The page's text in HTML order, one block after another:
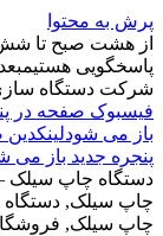
پرش به محتوا
از هشت صبح تا شش
پاسخگویی هستیم
شرکت دستگاه
فیسبوک صفحه در
باز می شود
پنجره جدید باز می
دستگاه چاپ سیلک
چاپ سیلک, دستگاه
چاپ سیلک,